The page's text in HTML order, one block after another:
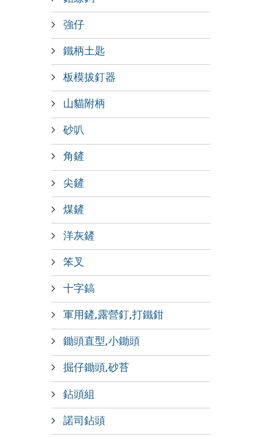
強仔
鐵柄土匙
板模拔釘器
山貓附柄
砂叭
角鏟
尖鏟
煤鏟
洋灰鏟
笨叉
十字鎬
軍用鏟,露營釘,打鐵鉗
鋤頭直型,小鋤頭
掘仔鋤頭,砂苔
鉆頭組
諾司鉆頭